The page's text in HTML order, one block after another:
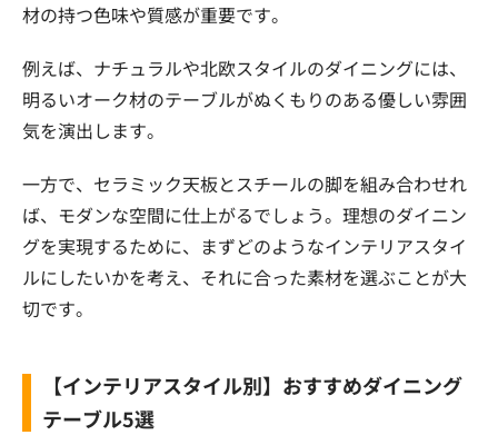
材の持つ色味や質感が重要です。
例えば、ナチュラルや北欧スタイルのダイニングには、
明るいオーク材のテーブルがぬくもりのある優しい雰囲
気を演出します。
一方で、セラミック天板とスチールの脚を組み合わせれ
ば、モダンな空間に仕上がるでしょう。理想のダイニン
グを実現するために、まずどのようなインテリアスタイ
ルにしたいかを考え、それに合った素材を選ぶことが大
切です。
【インテリアスタイル別】おすすめダイニング
テーブル5選